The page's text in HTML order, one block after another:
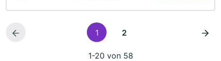
1 2
1-20 von 58